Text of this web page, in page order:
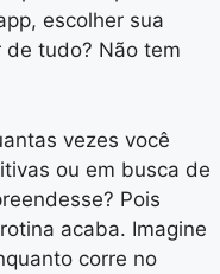
escolher sua
de tudo? Não tem
vezes você
ou em busca de
Pois
acaba. Imagine
corre no